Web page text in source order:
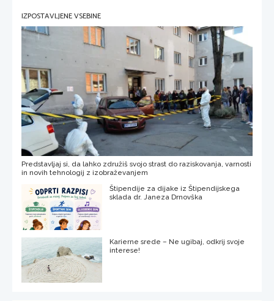
IZPOSTAVLJENE VSEBINE
Predstavljaj si, da lahko združiš svojo strast do raziskovanja, varnosti
in novih tehnologij z izobraževanjem
Štipendije za dijake iz Štipendijskega
sklada dr. Janeza Drnovška
Karierne srede – Ne ugibaj, odkrij svoje
interese!